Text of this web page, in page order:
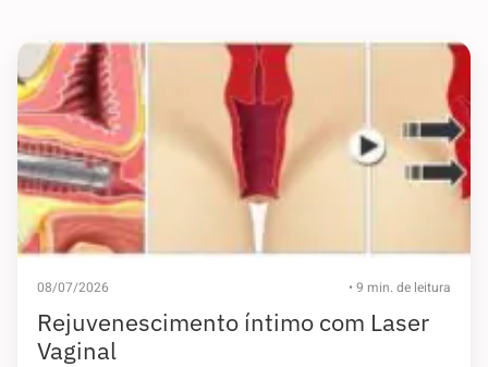
08/07/2026 • 9 min. de leitura
Rejuvenescimento íntimo com Laser
Vaginal